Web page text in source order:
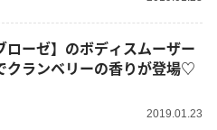
ローゼ】のボディスムーザー
クランベリーの香りが登場♡
2019.01.23